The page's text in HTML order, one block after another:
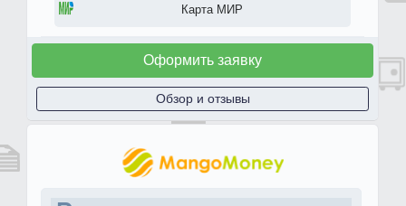
Карта МИР
Оформить заявку
Обзор и отзывы